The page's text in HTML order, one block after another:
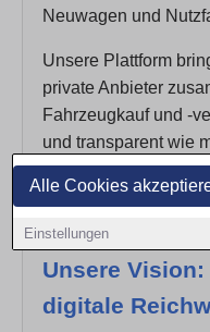
Alle Cookies
Einstellungen
Neuwagen und
Unsere Plattform
private Anbieter
Fahrzeugkauf und -
und transparent wie
Unsere
digitale